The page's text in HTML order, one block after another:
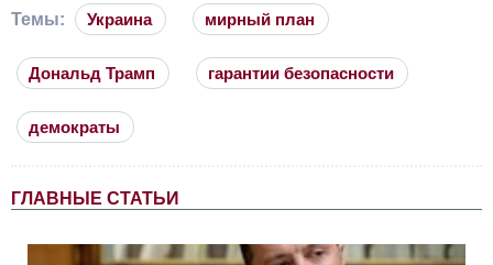
Темы: Украина мирный план
Дональд Трамп гарантии безопасности
демократы
ГЛАВНЫЕ СТАТЬИ